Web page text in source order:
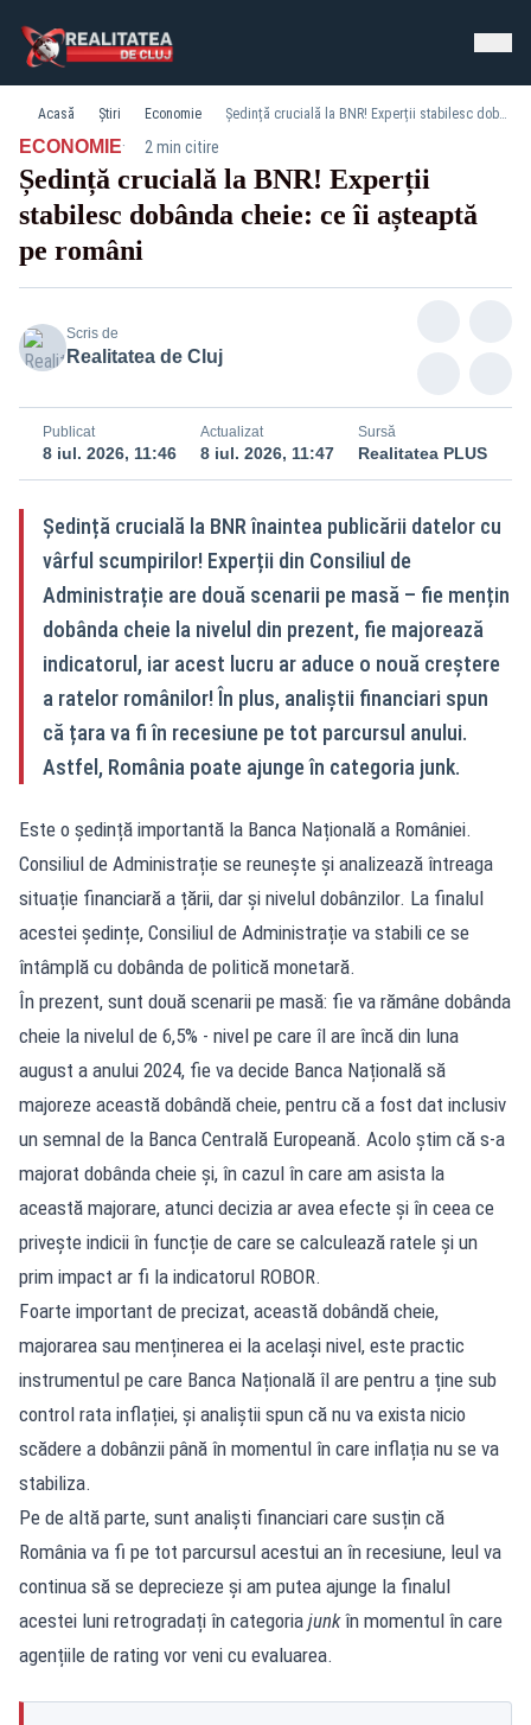
Acasă Știri Economie Ședință crucială la BNR! Experții stabilesc dobânda cheie: ce îi așteaptă pe români
ECONOMIE· 2 min citire
Ședință crucială la BNR! Experții
stabilesc dobânda cheie: ce îi așteaptă
pe români
Scris de
Realitatea de Cluj
Publicat
8 iul. 2026, 11:46
Actualizat
8 iul. 2026, 11:47
Sursă
Realitatea PLUS
Ședință crucială la BNR înaintea publicării datelor cu
vârful scumpirilor! Experții din Consiliul de
Administrație are două scenarii pe masă – fie mențin
dobânda cheie la nivelul din prezent, fie majorează
indicatorul, iar acest lucru ar aduce o nouă creștere
a ratelor românilor! În plus, analiștii financiari spun
că țara va fi în recesiune pe tot parcursul anului.
Astfel, România poate ajunge în categoria junk.
Este o ședință importantă la Banca Națională a României.
Consiliul de Administrație se reunește și analizează întreaga
situație financiară a țării, dar și nivelul dobânzilor. La finalul
acestei ședințe, Consiliul de Administrație va stabili ce se
întâmplă cu dobânda de politică monetară.
În prezent, sunt două scenarii pe masă: fie va rămâne dobânda
cheie la nivelul de 6,5% - nivel pe care îl are încă din luna
august a anului 2024, fie va decide Banca Națională să
majoreze această dobândă cheie, pentru că a fost dat inclusiv
un semnal de la Banca Centrală Europeană. Acolo știm că s-a
majorat dobânda cheie și, în cazul în care am asista la
această majorare, atunci decizia ar avea efecte și în ceea ce
privește indicii în funcție de care se calculează ratele și un
prim impact ar fi la indicatorul ROBOR.
Foarte important de precizat, această dobândă cheie,
majorarea sau menținerea ei la același nivel, este practic
instrumentul pe care Banca Națională îl are pentru a ține sub
control rata inflației, și analiștii spun că nu va exista nicio
scădere a dobânzii până în momentul în care inflația nu se va
stabiliza.
Pe de altă parte, sunt analiști financiari care susțin că
România va fi pe tot parcursul acestui an în recesiune, leul va
continua să se deprecieze și am putea ajunge la finalul
acestei luni retrogradați în categoria junkîn momentul în care
agențiile de rating vor veni cu evaluarea.